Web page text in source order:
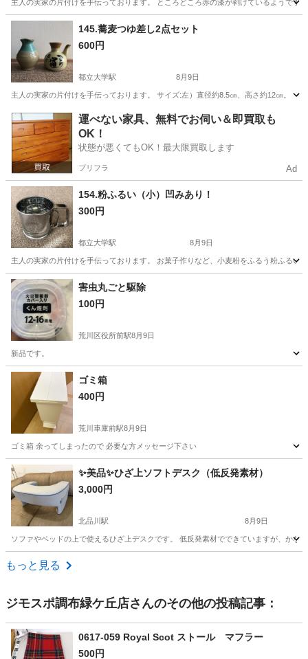
主人の実家の片付けを手伝っております。 ところどころ赤の漆が剥げているようで
都立大学駅 食器 菓子
145.蕎麦つゆ差し2点セット
600円
都立大学駅 8月9日
主人の実家の片付けを手伝っております。 サイズ:左）直径約8.5㎝、高さ約12㎝
東京 都立大学駅 食器 蕎麦
運べない家具、無料でお伺い＆即買取も
OK！
状態が悪くてもOK！最大限買取します
プリフラ Ad
154.粉ふるい（小）凹みあり！
300円
都立大学駅 8月9日
主人の実家の片付けを手伝っております。 お菓子作りなど、小麦粉をふるう粉ふる
東京 目黒区 都立大学駅 生活雑貨
害虫丸ごと駆除
100円
荒川区役所前駅8月9日
新品です。
東京 荒川区 荒川区役所前駅
ゴミ箱
400円
荒川車庫前駅8月9日
ゴミ箱 余ってしまったので 必要な方メッセージ下さい
荒川車庫前駅 生活雑貨
✨美品✨ひざ上ソフトデスク（低反発素材）
3,000円
北品川駅 8月9日
ソファやベッドの上で使えるひざ上デスクです。 低反発素材でできていますが、か
東京 品川区
もっと見る
ジモスポ調布緑ケ丘店さんのその他の投稿記事：
0617-059 Royal Scot ストール マフラー
500円